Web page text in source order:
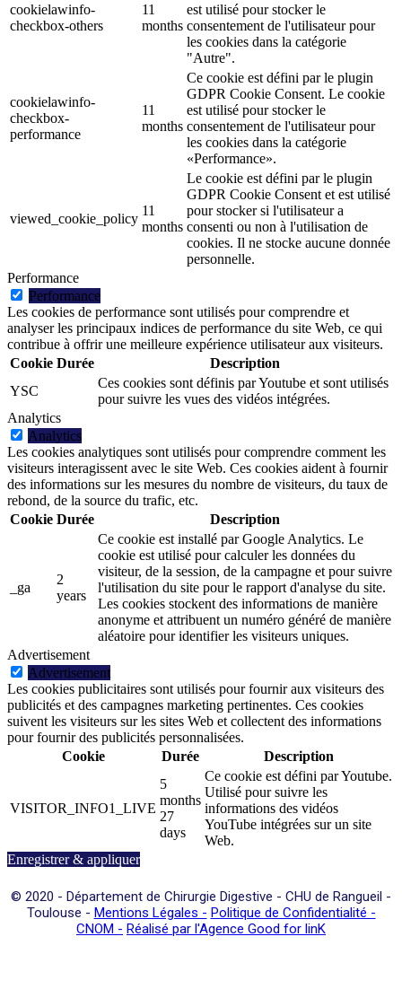
cookielawinfo-
checkbox-others
11
months
est utilisé pour stocker le
consentement de l'utilisateur pour
les cookies dans la catégorie
"Autre".
cookielawinfo-
checkbox-
performance
11
months
Ce cookie est défini par le plugin
GDPR Cookie Consent. Le cookie
est utilisé pour stocker le
consentement de l'utilisateur pour
les cookies dans la catégorie
«Performance».
viewed_cookie_policy
11
months
Le cookie est défini par le plugin
GDPR Cookie Consent et est utilisé
pour stocker si l'utilisateur a
consenti ou non à l'utilisation de
cookies. Il ne stocke aucune donnée
personnelle.
Performance
Performance
Les cookies de performance sont utilisés pour comprendre et
analyser les principaux indices de performance du site Web, ce qui
contribue à offrir une meilleure expérience utilisateur aux visiteurs.
Cookie Durée
Description
YSC
Ces cookies sont définis par Youtube et sont utilisés
pour suivre les vues des vidéos intégrées.
Analytics
Analytics
Les cookies analytiques sont utilisés pour comprendre comment les
visiteurs interagissent avec le site Web. Ces cookies aident à fournir
des informations sur les mesures du nombre de visiteurs, du taux de
rebond, de la source du trafic, etc.
Cookie Durée Description
_ga
2
years
Ce cookie est installé par Google Analytics. Le
cookie est utilisé pour calculer les données du
visiteur, de la session, de la campagne et pour suivre
l'utilisation du site pour le rapport d'analyse du site.
Les cookies stockent des informations de manière
anonyme et attribuent un numéro généré de manière
aléatoire pour identifier les visiteurs uniques.
Advertisement
Advertisement
Les cookies publicitaires sont utilisés pour fournir aux visiteurs des
publicités et des campagnes marketing pertinentes. Ces cookies
suivent les visiteurs sur les sites Web et collectent des informations
pour fournir des publicités personnalisées.
Cookie
Durée Description
VISITOR_INFO1_LIVE
5
months
27
days
Ce cookie est défini par Youtube.
Utilisé pour suivre les
informations des vidéos
YouTube intégrées sur un site
Web.
Enregistrer & appliquer
© 2020 - Département de Chirurgie Digestive - CHU de Rangueil -
Toulouse - Mentions Légales - Politique de Confidentialité -
CNOM - Réalisé par l'Agence Good for linK